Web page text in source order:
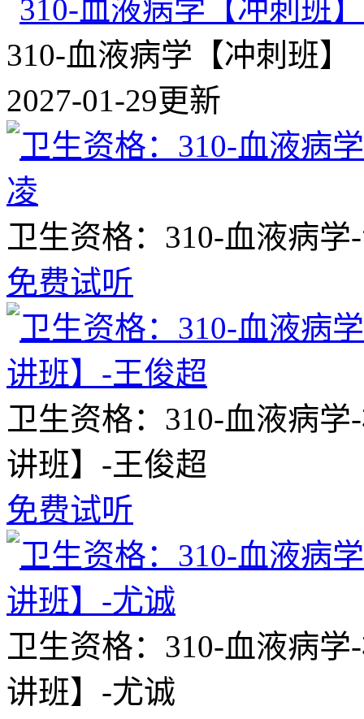
310-血液病学【冲刺班】
2027-01-29更新
卫生资格：310-血液病
免费试听
卫生资格：310-血液病
讲班】-王俊超
免费试听
卫生资格：310-血液病
讲班】-尤诚